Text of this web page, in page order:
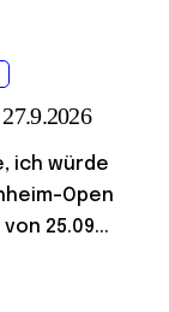
ich würde
Open
25.09...